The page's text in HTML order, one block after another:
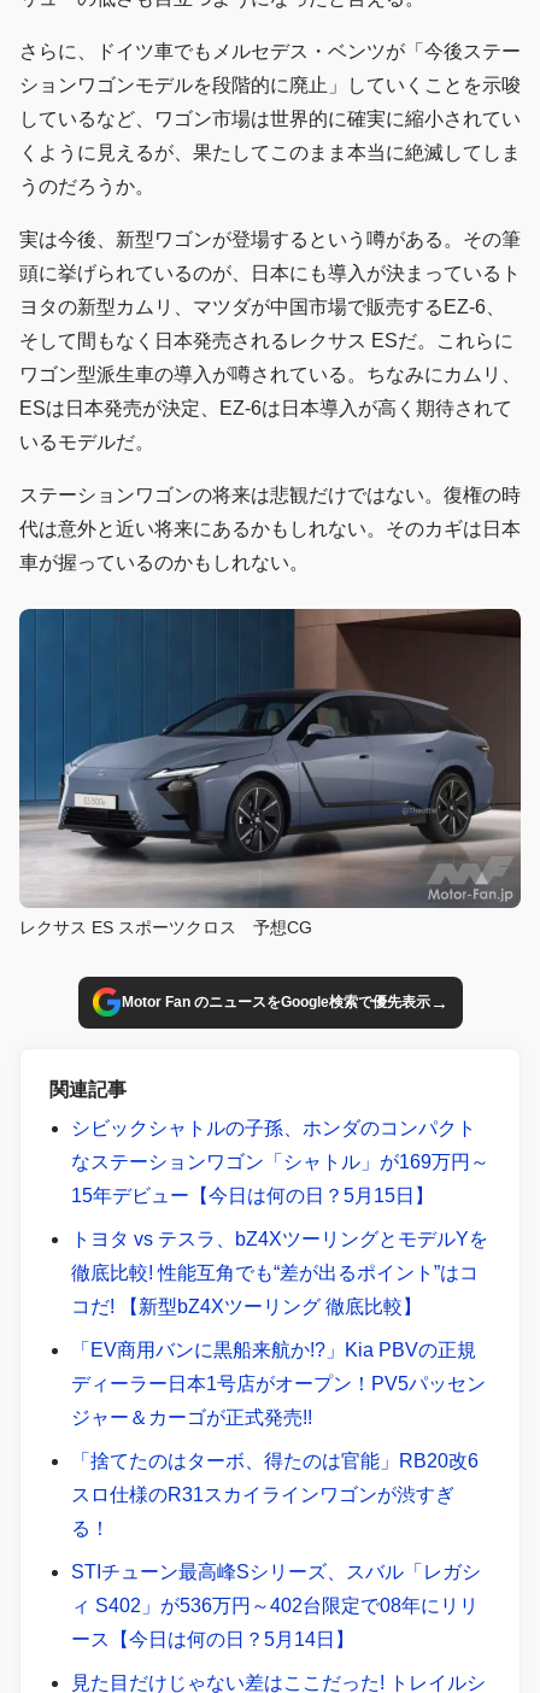
さらに、ドイツ車でもメルセデス・ベンツが「今後ステー
ションワゴンモデルを段階的に廃止」していくことを示唆
しているなど、ワゴン市場は世界的に確実に縮小されてい
くように見えるが、果たしてこのまま本当に絶滅してしま
うのだろうか。
実は今後、新型ワゴンが登場するという噂がある。その筆
頭に挙げられているのが、日本にも導入が決まっているト
ヨタの新型カムリ、マツダが中国市場で販売するEZ-6、
そして間もなく日本発売されるレクサス ESだ。これらに
ワゴン型派生車の導入が噂されている。ちなみにカムリ、
ESは日本発売が決定、EZ-6は日本導入が高く期待されて
いるモデルだ。
ステーションワゴンの将来は悲観だけではない。復権の時
代は意外と近い将来にあるかもしれない。そのカギは日本
車が握っているのかもしれない。
レクサス ES スポーツクロス 予想CG
Motor Fan のニュースをGoogle検索で優先表示→
関連記事
シビックシャトルの子孫、ホンダのコンパクト
なステーションワゴン「シャトル」が169万円～
15年デビュー【今日は何の日？5月15日】
トヨタ vs テスラ、bZ4XツーリングとモデルYを
徹底比較! 性能互角でも“差が出るポイント”はコ
コだ! 【新型bZ4Xツーリング 徹底比較】
「EV商用バンに黒船来航か!?」Kia PBVの正規
ディーラー日本1号店がオープン！PV5パッセン
ジャー＆カーゴが正式発売!!
「捨てたのはターボ、得たのは官能」RB20改6
スロ仕様のR31スカイラインワゴンが渋すぎ
る！
STIチューン最高峰Sシリーズ、スバル「レガシ
ィ S402」が536万円～402台限定で08年にリリ
ース【今日は何の日？5月14日】
見た目だけじゃない差はここだった! トレイルシ